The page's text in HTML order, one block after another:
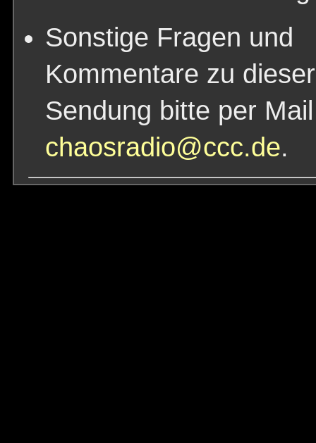
Sonstige Fragen und
Kommentare zu dieser
Sendung bitte per
chaosradio@ccc.de.